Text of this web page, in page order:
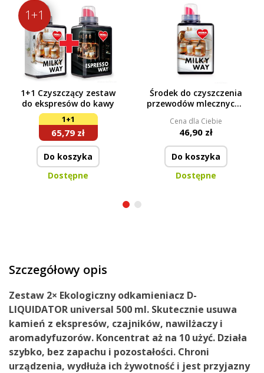
1+1
1+1 Czyszczący zestaw
do ekspresów do kawy
1+1
65,79 zł
Do koszyka
Dostępne
Środek do czyszczenia
przewodów mlecznych i
MILKY WAY
Cena dla Ciebie
46,90 zł
Do koszyka
Dostępne
Szczegółowy opis
Zestaw 2× Ekologiczny odkamieniacz D-
LIQUIDATOR universal 500 ml. Skutecznie usuwa
kamień z ekspresów, czajników, nawilżaczy i
aromadyfuzorów. Koncentrat aż na 10 użyć. Działa
szybko, bez zapachu i pozostałości. Chroni
urządzenia, wydłuża ich żywotność i jest przyjazny